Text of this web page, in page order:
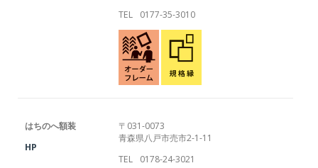
TEL
0177-35-3010
はちのへ額装
HP
〒031-0073
青森県八戸市売市2-1-11
TEL
0178-24-3021